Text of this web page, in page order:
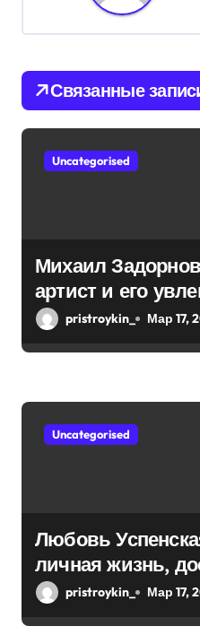
ц
и
я
п
п
и
с
я
Связанные
Uncategorised
Михаил
артист и его
биография —
pristroykin_ Мар 17,
Uncategorised
Любовь
личная жизнь,
pristroykin_ Мар 17,